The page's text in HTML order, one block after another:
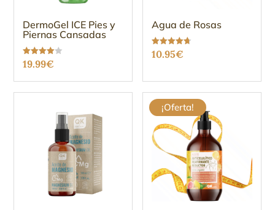
DermoGel ICE Pies y
Piernas Cansadas
Valorado
con
de 5
19.99€
Agua de Rosas
Valorado
con
10.95€
¡Oferta!